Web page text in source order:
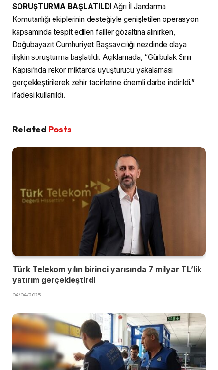
SORUŞTURMA BAŞLATILDI Ağrı İl Jandarma
Komutanlığı ekiplerinin desteğiyle genişletilen operasyon
kapsamında tespit edilen failler gözaltına alınırken,
Doğubayazıt Cumhuriyet Başsavcılığı nezdinde olaya
ilişkin soruşturma başlatıldı. Açıklamada, “Gürbulak Sınır
Kapısı’nda rekor miktarda uyuşturucu yakalaması
gerçekleştirilerek zehir tacirlerine önemli darbe indirildi.”
ifadesi kullanıldı.
Related Posts
Türk Telekom yılın birinci yarısında 7 milyar TL’lik
yatırım gerçekleştirdi
04/04/2025